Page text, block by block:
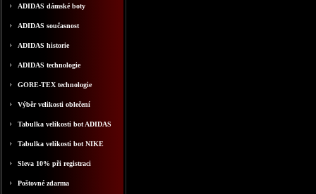
ADIDAS dámské boty
ADIDAS současnost
ADIDAS historie
ADIDAS technologie
GORE-TEX technologie
Výběr velikosti oblečení
Tabulka velikosti bot ADIDAS
Tabulka velikosti bot NIKE
Sleva 10% při registraci
Poštovné zdarma